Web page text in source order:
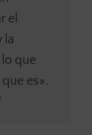
el
la
que
es».